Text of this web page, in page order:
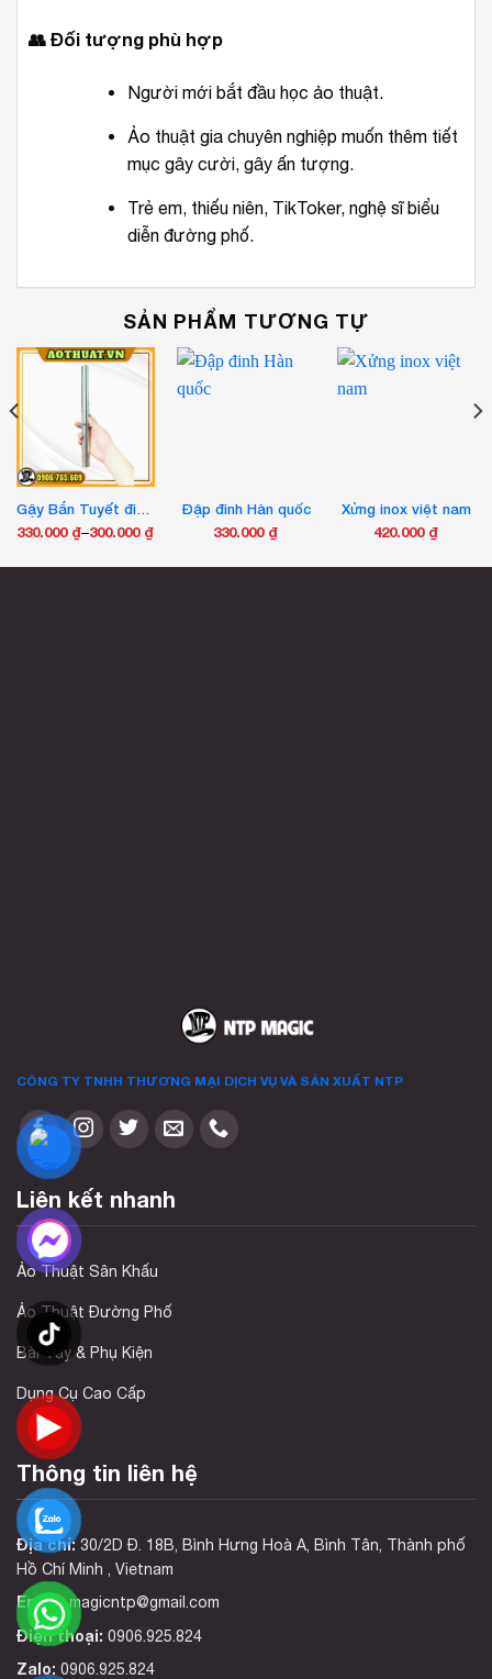
👥 Đối tượng phù hợp
Người mới bắt đầu học ảo thuật.
Ảo thuật gia chuyên nghiệp muốn thêm tiết
mục gây cười, gây ấn tượng.
Trẻ em, thiếu niên, TikToker, nghệ sĩ biểu
diễn đường phố.
SẢN PHẨM TƯƠNG TỰ
Gậy Bắn Tuyết điện, gậy bắn lửa, ống bắn tuyết plasma
300.000 ₫
–
330.000 ₫
Khoảng
giá:
Đập đinh Hàn quốc
330.000 ₫
Xửng inox việt nam
420.000 ₫
CÔNG TY TNHH THƯƠNG MẠI DỊCH VỤ VÀ SẢN XUẤT NTP
Liên kết nhanh
Ảo Thuật Sân Khấu
Ảo Thuật Đường Phố
Bài Tây & Phụ Kiện
Dụng Cụ Cao Cấp
Thông tin liên hệ
Địa chỉ:30/2D Đ. 18B, Bình Hưng Hoà A, Bình Tân, Thành phố
Hồ Chí Minh , Vietnam
Email:magicntp@gmail.com
Điện thoại: 0906.925.824
Zalo: 0906.925.824